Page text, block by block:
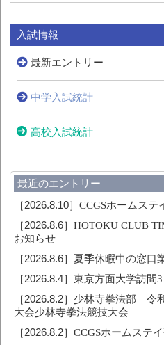
入試情報
最新エントリー
中学入試統計
高校入試統計
最近のエントリー
［2026.8.10］CCGSホームステ
［2026.8.6］HOTOKU CLUB
お知らせ
［2026.8.6］ 夏季休暇中の窓口
［2026.8.4］東京方面大学訪問3
［2026.8.2］ 少林寺拳法部 令
大会少林寺拳法競技大会
［2026.8.2］CCGSホームステ